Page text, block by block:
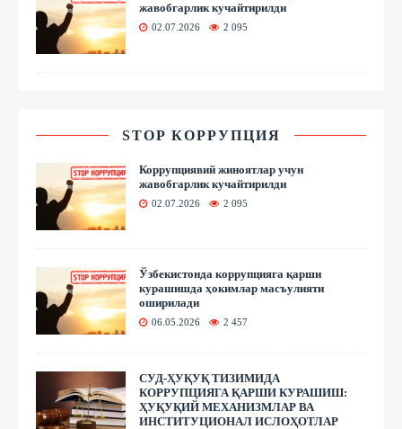
жавобгарлик кучайтирилди
02.07.2026 2 095
STOP КОРРУПЦИЯ
Коррупциявий жиноятлар учун
жавобгарлик кучайтирилди
02.07.2026 2 095
Ўзбекистонда коррупцияга қарши
курашишда ҳокимлар масъулияти
оширилади
06.05.2026 2 457
СУД-ҲУҚУҚ ТИЗИМИДА
КОРРУПЦИЯГА ҚАРШИ КУРАШИШ:
ҲУҚУҚИЙ МЕХАНИЗМЛАР ВА
ИНСТИТУЦИОНАЛ ИСЛОҲОТЛАР